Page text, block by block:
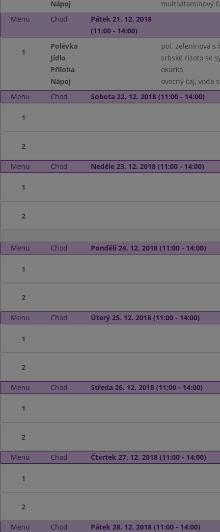
Nápoj
multivitamínový
Menu
Chod
Pátek 21. 12. 2018
(11:00 - 14:00)
1
Polévka
pol. zeleninová s
Jídlo
srbské rizoto se
Příloha
okurka
Nápoj
ovocný čaj, voda
Menu
Chod Sobota 22. 12. 2018 (11:00 - 14:00)
1
2
Menu Chod Neděle 23. 12. 2018 (11:00 - 14:00)
1
2
Menu Chod Pondělí 24. 12. 2018 (11:00 - 14:00)
1
2
Menu Chod Úterý 25. 12. 2018 (11:00 - 14:00)
1
2
Menu Chod Středa 26. 12. 2018 (11:00 - 14:00)
1
2
Menu Chod Čtvrtek 27. 12. 2018 (11:00 - 14:00)
1
2
Menu Chod Pátek 28. 12. 2018 (11:00 - 14:00)